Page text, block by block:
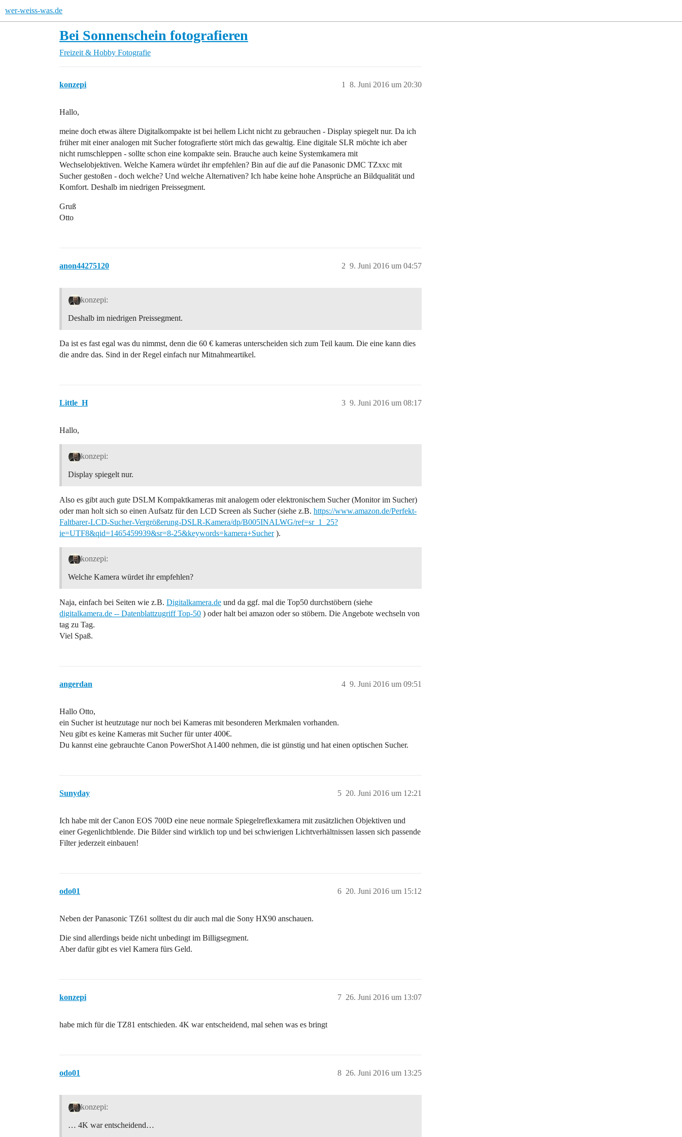
wer-weiss-was.de
Bei Sonnenschein fotografieren
Freizeit & Hobby Fotografie
konzepi 8. Juni 2016 um 20:30
1
Hallo,
meine doch etwas ältere Digitalkompakte ist bei hellem Licht nicht zu gebrauchen - Display spiegelt nur. Da ich
früher mit einer analogen mit Sucher fotografierte stört mich das gewaltig. Eine digitale SLR möchte ich aber
nicht rumschleppen - sollte schon eine kompakte sein. Brauche auch keine Systemkamera mit
Wechselobjektiven. Welche Kamera würdet ihr empfehlen? Bin auf die auf die Panasonic DMC TZxxc mit
Sucher gestoßen - doch welche? Und welche Alternativen? Ich habe keine hohe Ansprüche an Bildqualität und
Komfort. Deshalb im niedrigen Preissegment.
Gruß
Otto
anon44275120 9. Juni 2016 um 04:57
2
konzepi:
Deshalb im niedrigen Preissegment.
Da ist es fast egal was du nimmst, denn die 60 € kameras unterscheiden sich zum Teil kaum. Die eine kann dies
die andre das. Sind in der Regel einfach nur Mitnahmeartikel.
Little_H 9. Juni 2016 um 08:17
3
Hallo,
konzepi:
Display spiegelt nur.
Also es gibt auch gute DSLM Kompaktkameras mit analogem oder elektronischem Sucher (Monitor im Sucher)
oder man holt sich so einen Aufsatz für den LCD Screen als Sucher (siehe z.B. https://www.amazon.de/Perfekt-
Faltbarer-LCD-Sucher-Vergrößerung-DSLR-Kamera/dp/B005INALWG/ref=sr_1_25?
ie=UTF8&qid=1465459939&sr=8-25&keywords=kamera+Sucher).
konzepi:
Welche Kamera würdet ihr empfehlen?
Naja, einfach bei Seiten wie z.B. Digitalkamera.de und da ggf. mal die Top50 durchstöbern (siehe
digitalkamera.de -- Datenblattzugriff Top-50 ) oder halt bei amazon oder so stöbern. Die Angebote wechseln von
tag zu Tag.
Viel Spaß.
angerdan 9. Juni 2016 um 09:51
4
Hallo Otto,
ein Sucher ist heutzutage nur noch bei Kameras mit besonderen Merkmalen vorhanden.
Neu gibt es keine Kameras mit Sucher für unter 400€.
Du kannst eine gebrauchte Canon PowerShot A1400 nehmen, die ist günstig und hat einen optischen Sucher.
Sunyday 20. Juni 2016 um 12:21
5
Ich habe mit der Canon EOS 700D eine neue normale Spiegelreflexkamera mit zusätzlichen Objektiven und
einer Gegenlichtblende. Die Bilder sind wirklich top und bei schwierigen Lichtverhältnissen lassen sich passende
Filter jederzeit einbauen!
odo01 20. Juni 2016 um 15:12
6
Neben der Panasonic TZ61 solltest du dir auch mal die Sony HX90 anschauen.
Die sind allerdings beide nicht unbedingt im Billigsegment.
Aber dafür gibt es viel Kamera fürs Geld.
konzepi 26. Juni 2016 um 13:07
7
habe mich für die TZ81 entschieden. 4K war entscheidend, mal sehen was es bringt
odo01 26. Juni 2016 um 13:25
8
konzepi:
… 4K war entscheidend…